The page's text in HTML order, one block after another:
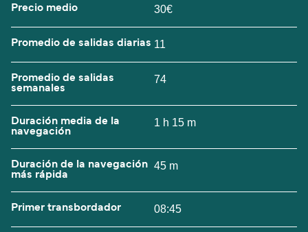
Precio medio 30€
Promedio de salidas diarias 11
Promedio de salidas
semanales
74
Duración media de la
navegación
1 h 15 m
Duración de la navegación
más rápida
45 m
Primer transbordador 08:45